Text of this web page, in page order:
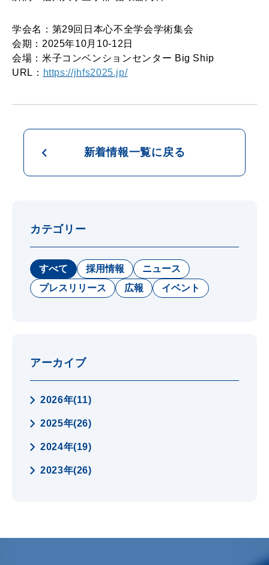
学会名：第29回日本心不全学会学術集会
会期：2025年10月10-12日
会場：米子コンベンションセンター Big Ship
URL： https://jhfs2025.jp/
新着情報一覧に戻る
カテゴリー
すべて 採用情報
ニュース
プレスリリース
広報 イベント
アーカイブ
2026年(11)
2025年(26)
2024年(19)
2023年(26)